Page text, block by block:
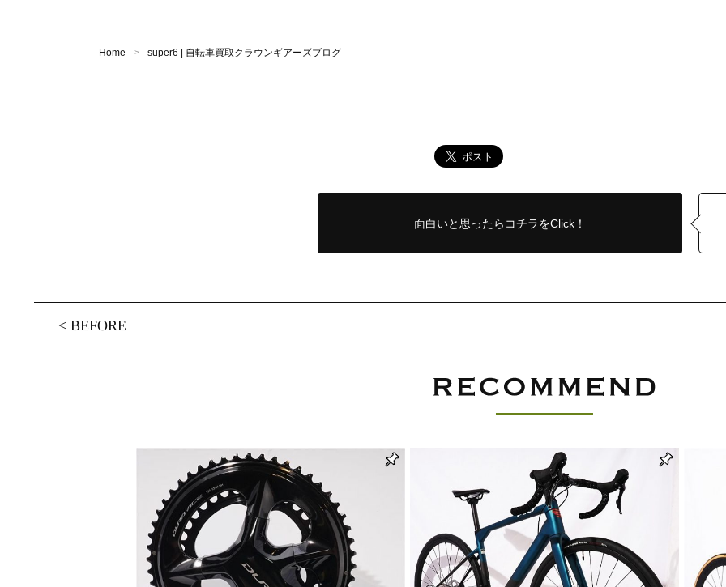
Home super6 | 自転車買取クラウンギアーズブログ
面白いと思ったら コチラをClick！
<BEFORE